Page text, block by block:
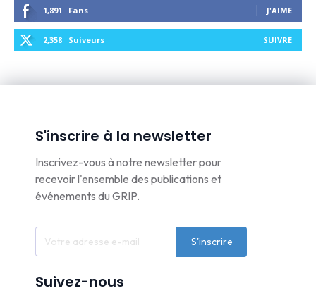
1,891 Fans J'AIME
2,358 Suiveurs SUIVRE
S'inscrire à la newsletter
Inscrivez-vous à notre newsletter pour
recevoir l'ensemble des publications et
événements du GRIP.
S'inscrire
Suivez-nous